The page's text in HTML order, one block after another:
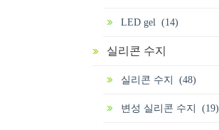
LED gel (14)
실리콘 수지
실리콘 수지 (48)
변성 실리콘 수지 (19)